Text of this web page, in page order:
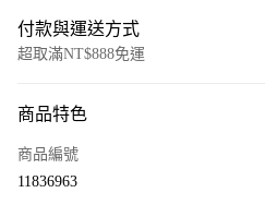
付款與運送方式
超取滿NT$888免運
信用卡一次付款
商品特色
商品編號
11836963